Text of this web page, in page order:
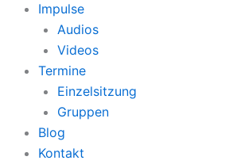
Impulse
Audios
Videos
Termine
Einzelsitzung
Gruppen
Blog
Kontakt